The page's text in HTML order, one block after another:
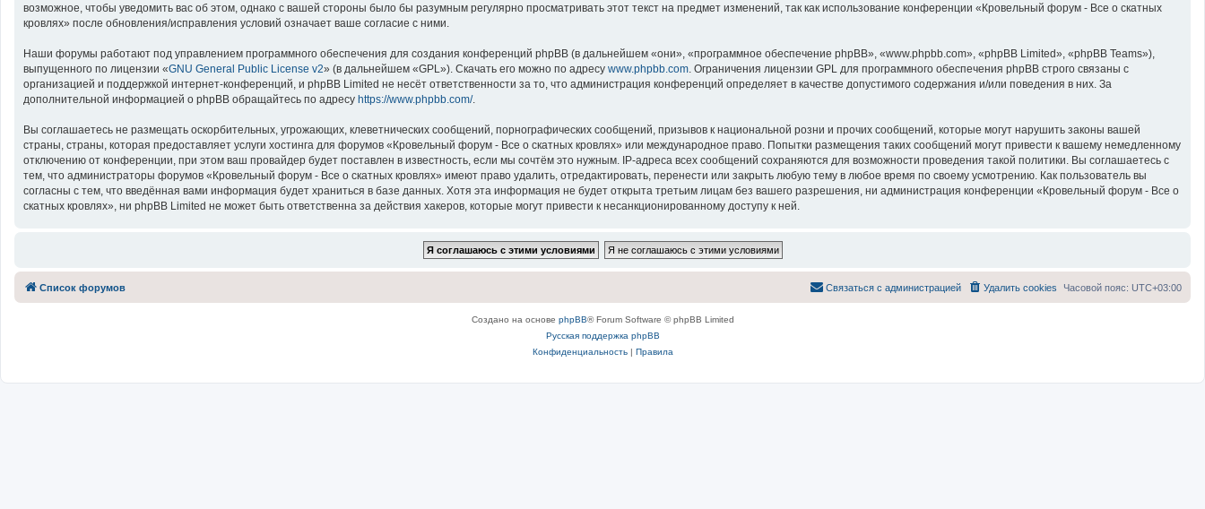
возможное, чтобы уведомить вас об этом, однако с вашей стороны было бы разумным регулярно просматривать этот текст на предмет изменений, так как использование конференции «Кровельный форум - Все о скатных
кровлях» после обновления/исправления условий означает ваше согласие с ними.
Наши форумы работают под управлением программного обеспечения для создания конференций phpBB (в дальнейшем «они», «программное обеспечение phpBB», «www.phpbb.com», «phpBB Limited», «phpBB Teams»),
выпущенного по лицензии «GNU General Public License v2» (в дальнейшем «GPL»). Скачать его можно по адресу www.phpbb.com . Ограничения лицензии GPL для программного обеспечения phpBB строго связаны с
организацией и поддержкой интернет-конференций, и phpBB Limited не несёт ответственности за то, что администрация конференций определяет в качестве допустимого содержания и/или поведения в них. За
дополнительной информацией о phpBB обращайтесь по адресу https://www.phpbb.com/.
Вы соглашаетесь не размещать оскорбительных, угрожающих, клеветнических сообщений, порнографических сообщений, призывов к национальной розни и прочих сообщений, которые могут нарушить законы вашей
страны, страны, которая предоставляет услуги хостинга для форумов «Кровельный форум - Все о скатных кровлях» или международное право. Попытки размещения таких сообщений могут привести к вашему немедленному
отключению от конференции, при этом ваш провайдер будет поставлен в известность, если мы сочтём это нужным. IP-адреса всех сообщений сохраняются для возможности проведения такой политики. Вы соглашаетесь с
тем, что администраторы форумов «Кровельный форум - Все о скатных кровлях» имеют право удалить, отредактировать, перенести или закрыть любую тему в любое время по своему усмотрению. Как пользователь вы
согласны с тем, что введённая вами информация будет храниться в базе данных. Хотя эта информация не будет открыта третьим лицам без вашего разрешения, ни администрация конференции «Кровельный форум - Все о
скатных кровлях», ни phpBB Limited не может быть ответственна за действия хакеров, которые могут привести к несанкционированному доступу к ней.
Список форумов Часовой пояс: UTC+03:00
Удалить cookies
Связаться с администрацией
Создано на основе phpBB® Forum Software © phpBB Limited
Русская поддержка phpBB
Конфиденциальность| Правила